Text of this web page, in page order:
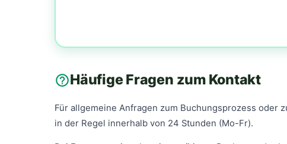
help_outlineHäufige Fragen zum Kontakt
Für allgemeine Anfragen zum Buchungsprozess oder
in der Regel innerhalb von 24 Stunden (Mo-Fr).